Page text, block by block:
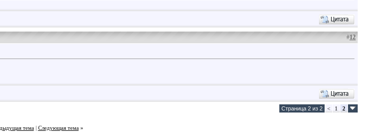
#12
Страница 2 из 2 < 1 2
тема| Следующая тема »